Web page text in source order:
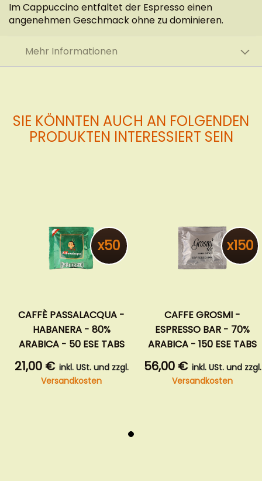
Im Cappuccino entfaltet der Espresso einen
angenehmen Geschmack ohne zu dominieren.
Mehr Informationen
SIE KÖNNTEN AUCH AN FOLGENDEN
PRODUKTEN INTERESSIERT SEIN
x50
CAFFÈ PASSALACQUA -
HABANERA - 80%
ARABICA - 50 ESE TABS
21,00 € inkl. USt. und zzgl.
Versandkosten
x150
CAFFE GROSMI -
ESPRESSO BAR - 70%
ARABICA - 150 ESE TABS
56,00 € inkl. USt. und zzgl.
Versandkosten